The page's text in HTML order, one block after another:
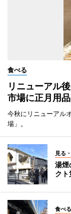
食べる
リニューアル
市場に正月用
今秋にリニューアル
場」。
見る
湯煙
クト
食べる